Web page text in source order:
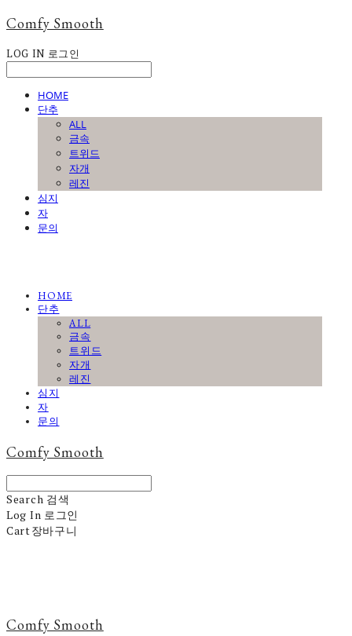
Comfy Smooth
LOG IN 로그인
HOME
단추
ALL
금속
트위드
자개
레진
심지
자
문의
HOME
단추
ALL
금속
트위드
자개
레진
심지
자
문의
Comfy Smooth
Search 검색
Log In 로그인
Cart장바구니
Comfy Smooth